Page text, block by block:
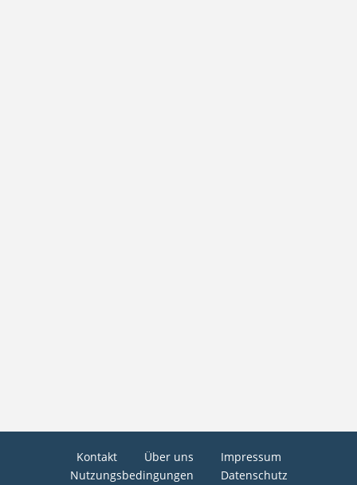
Kontakt Über uns
Impressum
Nutzungsbedingungen
Datenschutz